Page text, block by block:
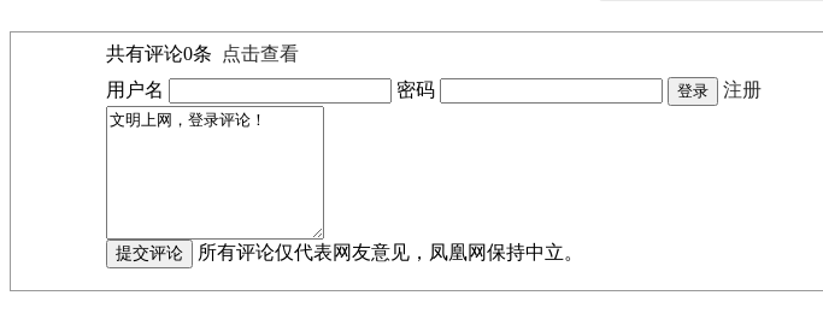
共有评论0条
点击查看
用户名
密码 注册
所有评论仅代表网友意见，凤凰网保持中立。